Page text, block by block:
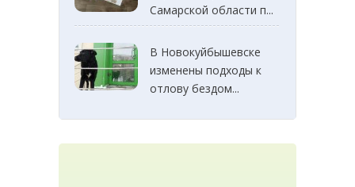
Самарской области п...
В Новокуйбышевске
изменены подходы к
отлову бездом...